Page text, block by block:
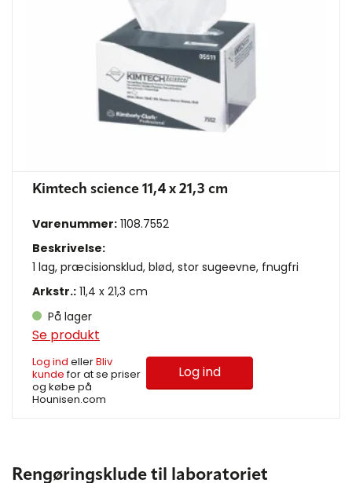
Kimtech science 11,4 x 21,3 cm
Varenummer: 1108.7552
Beskrivelse:
1 lag, præcisionsklud, blød, stor sugeevne, fnugfri
Arkstr.: 11,4 x 21,3 cm
På lager
Se produkt
Log ind ellerBliv
kundefor at se priser
og købe på
Hounisen.com
Log ind
Rengøringsklude til laboratoriet